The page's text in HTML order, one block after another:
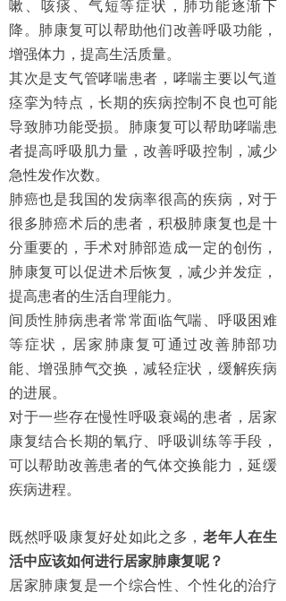
嗽、咳痰、气短等症状，肺功能逐渐下
降。肺康复可以帮助他们改善呼吸功能，
增强体力，提高生活质量。
其次是支气管哮喘患者，哮喘主要以气道
痉挛为特点，长期的疾病控制不良也可能
导致肺功能受损。肺康复可以帮助哮喘患
者提高呼吸肌力量，改善呼吸控制，减少
急性发作次数。
肺癌也是我国的发病率很高的疾病，对于
很多肺癌术后的患者，积极肺康复也是十
分重要的，手术对肺部造成一定的创伤，
肺康复可以促进术后恢复，减少并发症，
提高患者的生活自理能力。
间质性肺病患者常常面临气喘、呼吸困难
等症状，居家肺康复可通过改善肺部功
能、增强肺气交换，减轻症状，缓解疾病
的进展。
对于一些存在慢性呼吸衰竭的患者，居家
康复结合长期的氧疗、呼吸训练等手段，
可以帮助改善患者的气体交换能力，延缓
疾病进程。
既然呼吸康复好处如此之多，老年人在生
活中应该如何进行居家肺康复呢？
居家肺康复是一个综合性、个性化的治疗